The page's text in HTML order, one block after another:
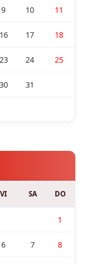
9 10 11
16 17 18
23 24 25
30 31
VI SA DO
1
6 7 8